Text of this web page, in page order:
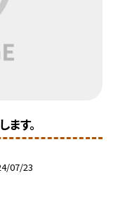
す。
07/23